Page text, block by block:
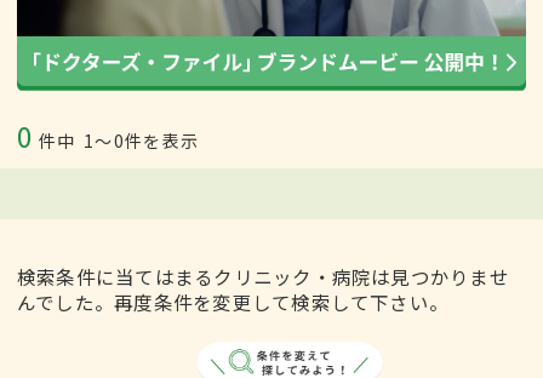
0 件中 1〜0件を表示
検索条件に当てはまるクリニック・病院は見つかりませ
んでした。再度条件を変更して検索して下さい。